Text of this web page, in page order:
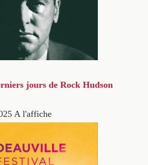
jours de Rock Hudson
A l'affiche